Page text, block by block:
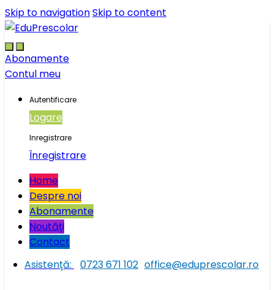
Skip to navigationSkip to content
Abonamente
Contul meu
Autentificare
Logare
Inregistrare
Înregistrare
Home
Despre noi
Abonamente
Noutăţi
Contact
Asistenţă:
0723 671 102 office@eduprescolar.ro